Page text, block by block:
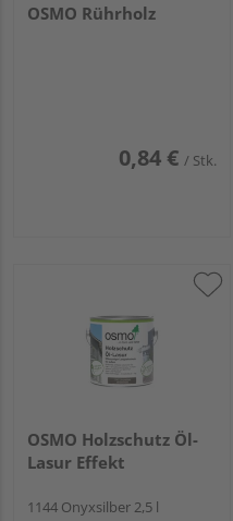
OSMO Rührholz
0,84 € / Stk.
OSMO Holzschutz Öl-
Lasur Effekt
1144 Onyxsilber 2,5 l